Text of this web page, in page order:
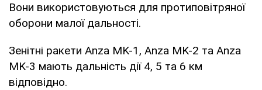
Вони використовуються для протиповітряної
оборони малої дальності.
Зенітні ракети Anza MK-1, Anza MK-2 та Anza
MK-3 мають дальність дії 4, 5 та 6 км
відповідно.